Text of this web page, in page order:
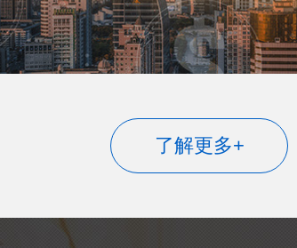
了解更多+